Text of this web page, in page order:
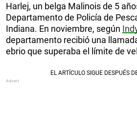
Harlej, un belga Malinois de 5
Departamento de Policía de
Indiana. En noviembre, según
departamento recibió una
ebrio que superaba el límite de